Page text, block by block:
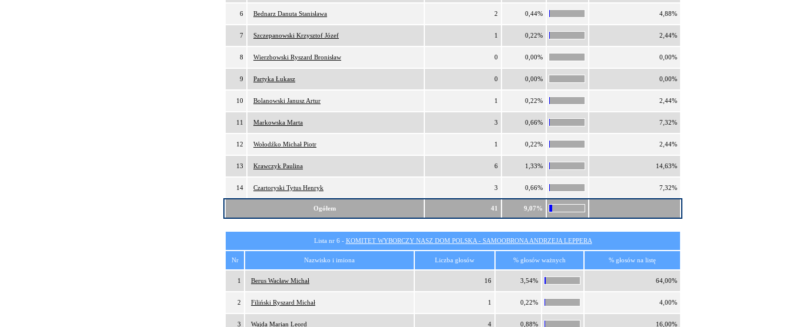
6 Bednarz Danuta Stanisława 2 0,44% 4,88%
7 Szczepanowski Krzysztof Józef 1 0,22% 2,44%
8 Wierzbowski Ryszard Bronisław 0 0,00% 0,00%
9 Partyka Łukasz 0 0,00% 0,00%
10 Bolanowski Janusz Artur 1 0,22% 2,44%
11 Markowska Marta 3 0,66% 7,32%
12 Wołodźko Michał Piotr 1 0,22% 2,44%
13 Krawczyk Paulina 6 1,33% 14,63%
14 Czartoryski Tytus Henryk 3 0,66% 7,32%
Ogółem 41 9,07%
Lista nr 6 - KOMITET WYBORCZY NASZ DOM POLSKA - SAMOOBRONA ANDRZEJA LEPPERA
Nr Nazwisko i imiona Liczba głosów % głosów ważnych % głosów na listę
1 Berus Wacław Michał 16 3,54% 64,00%
2 Filiński Ryszard Michał 1 0,22% 4,00%
3 Wajda Marian Leord 4 0,88% 16,00%